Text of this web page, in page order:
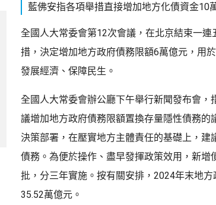
藍佛安指各項舉措直接增加地方化債資金10
全國人大常委會第12次會議，在北京結束一
措，決定增加地方政府債務限額6萬億元，用
發展經濟、保障民生。
全國人大常委會辦公廳下午舉行新聞發布會
議增加地方政府債務限額置換存量隱性債務
決策部署，在壓實地方主體責任的基礎上，
債務。為便於操作、盡早發揮政策效用，新
批，分三年實施。按有關安排，2024年末地
35.52萬億元。